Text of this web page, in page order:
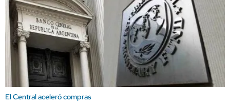
El Central aceleró compras